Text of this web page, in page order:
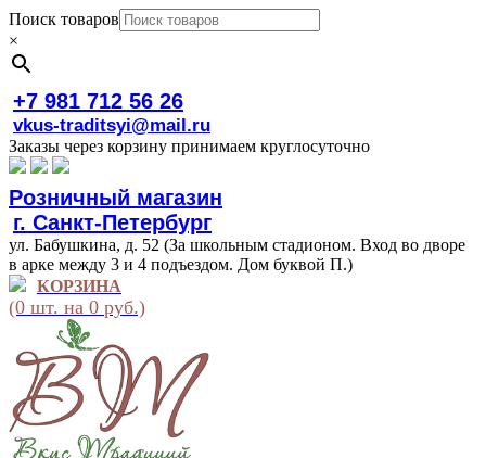
Поиск товаров
×
+7 981 712 56 26
vkus-traditsyi@mail.ru
Заказы через корзину принимаем круглосуточно
Розничный магазин
г. Санкт-Петербург
ул. Бабушкина, д. 52 (За школьным стадионом. Вход во дворе
в арке между 3 и 4 подъездом. Дом буквой П.)
КОРЗИНА
(0 шт. на 0 руб.)